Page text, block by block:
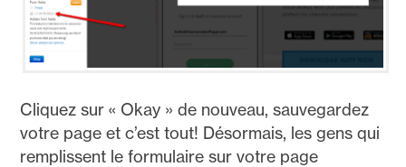
Cliquez sur « Okay » de nouveau, sauvegardez
votre page et c’est tout! Désormais, les gens qui
remplissent le formulaire sur votre page